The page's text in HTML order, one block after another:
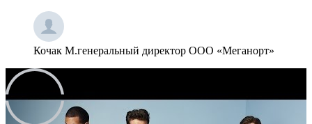
Кочак М.генеральный директор ООО «Меганорт»